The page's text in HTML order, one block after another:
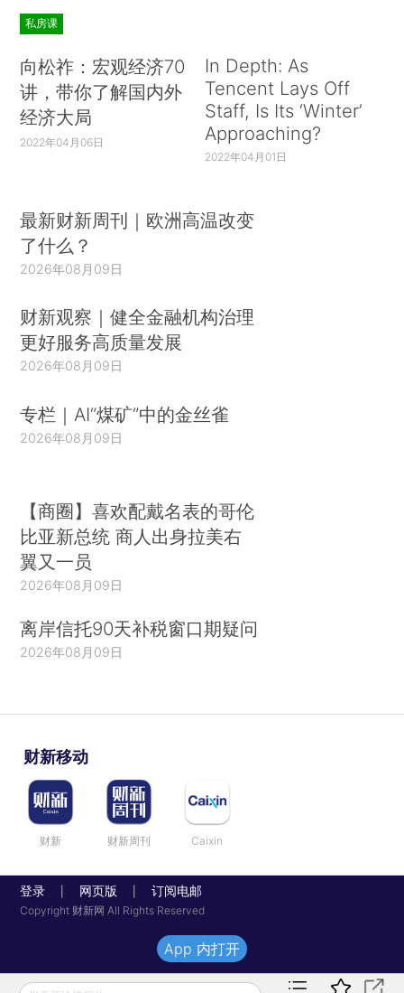
私房课
向松祚：宏观经济70
讲，带你了解国内外
经济大局
2022年04月06日
In Depth: As
Tencent Lays Off
Staff, Is Its ‘Winter’
Approaching?
2022年04月01日
最新财新周刊｜欧洲高温改变
了什么？
2026年08月09日
财新观察｜健全金融机构治理
更好服务高质量发展
2026年08月09日
专栏｜AI“煤矿”中的金丝雀
2026年08月09日
【商圈】喜欢配戴名表的哥伦
比亚新总统 商人出身拉美右
翼又一员
2026年08月09日
离岸信托90天补税窗口期疑问
2026年08月09日
财新移动
财新 财新周刊 Caixin
登录 网页版 订阅电邮
Copyright 财新网 All Rights Reserved
App 内打开